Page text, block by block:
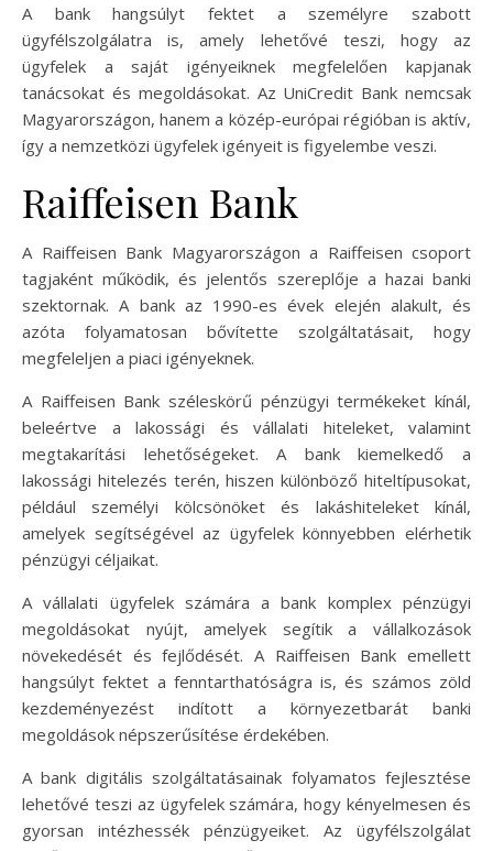
A bank hangsúlyt fektet a személyre szabott
ügyfélszolgálatra is, amely lehetővé teszi, hogy az
ügyfelek a saját igényeiknek megfelelően kapjanak
tanácsokat és megoldásokat. Az UniCredit Bank nemcsak
Magyarországon, hanem a közép-európai régióban is aktív,
így a nemzetközi ügyfelek igényeit is figyelembe veszi.
Raiffeisen Bank
A Raiffeisen Bank Magyarországon a Raiffeisen csoport
tagjaként működik, és jelentős szereplője a hazai banki
szektornak. A bank az 1990-es évek elején alakult, és
azóta folyamatosan bővítette szolgáltatásait, hogy
megfeleljen a piaci igényeknek.
A Raiffeisen Bank széleskörű pénzügyi termékeket kínál,
beleértve a lakossági és vállalati hiteleket, valamint
megtakarítási lehetőségeket. A bank kiemelkedő a
lakossági hitelezés terén, hiszen különböző hiteltípusokat,
például személyi kölcsönöket és lakáshiteleket kínál,
amelyek segítségével az ügyfelek könnyebben elérhetik
pénzügyi céljaikat.
A vállalati ügyfelek számára a bank komplex pénzügyi
megoldásokat nyújt, amelyek segítik a vállalkozások
növekedését és fejlődését. A Raiffeisen Bank emellett
hangsúlyt fektet a fenntarthatóságra is, és számos zöld
kezdeményezést indított a környezetbarát banki
megoldások népszerűsítése érdekében.
A bank digitális szolgáltatásainak folyamatos fejlesztése
lehetővé teszi az ügyfelek számára, hogy kényelmesen és
gyorsan intézhessék pénzügyeiket. Az ügyfélszolgálat